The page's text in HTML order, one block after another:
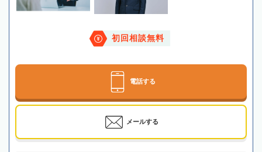
初回相談無料
電話する
メールする